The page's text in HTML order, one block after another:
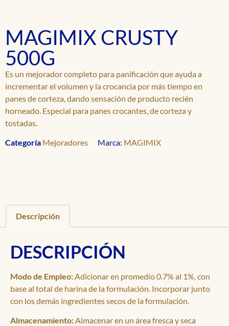
MAGIMIX CRUSTY
500G
Es un mejorador completo para panificación que ayuda a
incrementar el volumen y la crocancia por más tiempo en
panes de corteza, dando sensación de producto recién
horneado. Especial para panes crocantes, de corteza y
tostadas.
Categoría Mejoradores Marca: MAGIMIX
Descripción
DESCRIPCIÓN
Modo de Empleo:Adicionar en promedio 0.7% al 1%, con
base al total de harina de la formulación. Incorporar junto
con los demás ingredientes secos de la formulación.
Almacenamiento:Almacenar en un área fresca y seca